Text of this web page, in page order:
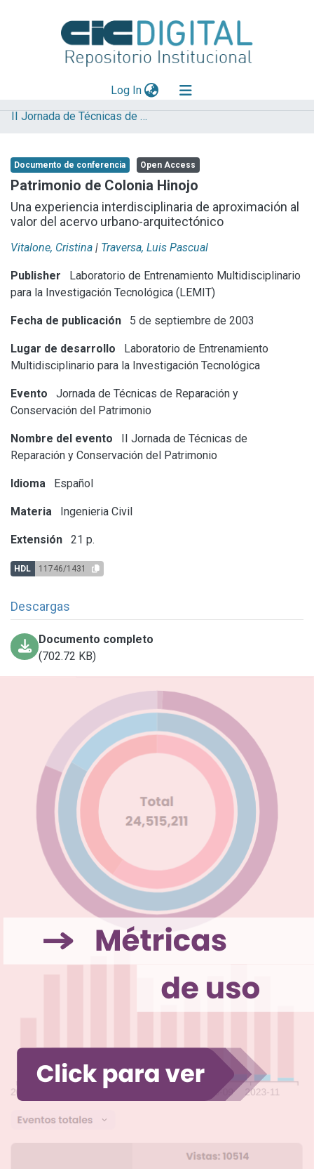
Log In(current)
Explorar
Aportar material
Statistics
II Jornada de Técnicas de Reparación y Conservación del Patrimonio
Documento de conferencia Open Access
Patrimonio de Colonia Hinojo
Una experiencia interdisciplinaria de aproximación al
valor del acervo urbano-arquitectónico
Vitalone, Cristina | Traversa, Luis Pascual
Publisher
Laboratorio de Entrenamiento Multidisciplinario
para la Investigación Tecnológica (LEMIT)
Fecha de publicación 5 de septiembre de 2003
Lugar de desarrollo
Laboratorio de Entrenamiento
Multidisciplinario para la Investigación Tecnológica
Evento
Jornada de Técnicas de Reparación y
Conservación del Patrimonio
Nombre del evento
II Jornada de Técnicas de
Reparación y Conservación del Patrimonio
Idioma Español
Materia Ingenieria Civil
Extensión 21 p.
HDL 11746/1431
Descargas
Documento completo
(702.72 KB)